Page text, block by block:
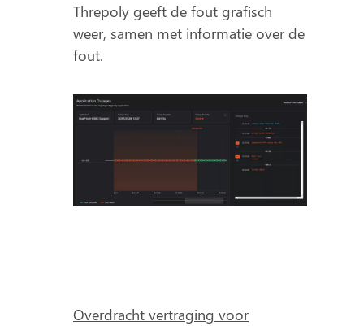
Threpoly geeft de fout grafisch
weer, samen met informatie over de
fout.
Overdracht vertraging voor